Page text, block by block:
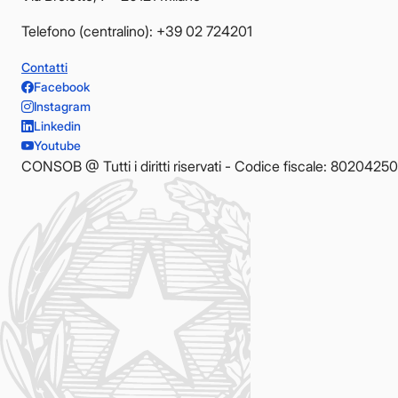
Telefono (centralino): +39 02 724201
Contatti
Facebook
Instagram
Linkedin
Youtube
CONSOB @ Tutti i diritti riservati - Codice fiscale: